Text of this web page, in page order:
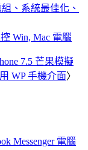
組、系統最佳化、
Win, Mac 電腦
7.5 芒果模擬
WP 手機介面〉
Messenger 電腦